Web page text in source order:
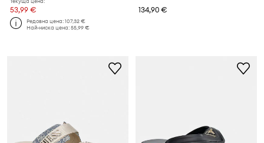
53,99 €
Редовна цена:107,32 €
Най-ниска цена:55,99 €
134,90 €